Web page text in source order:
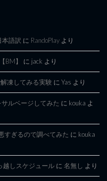
本語訳 に RandoPlay より
BM】 に jack より
凍してみる実験 に Yas より
ルベージしてみた に kouka よ
すぎるので調べてみた に kouka
越しスケジュール に 名無し より